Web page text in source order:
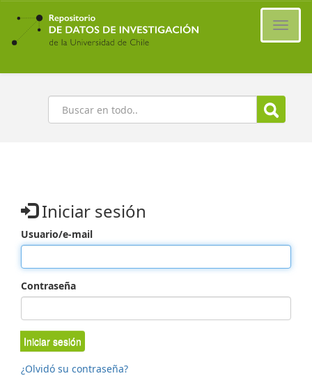
Ir
contenido
principal
Buscar
Iniciar sesión
Usuario/e-mail
Contraseña
Iniciar sesión
¿Olvidó su contraseña?